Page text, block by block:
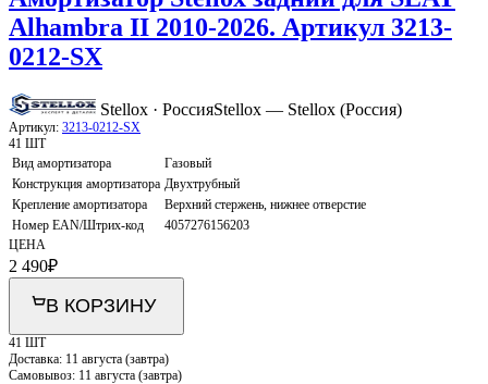
Alhambra II 2010-2026. Артикул 3213-
0212-SX
Stellox · РоссияStellox — Stellox (Россия)
Артикул: 3213-0212-SX
41 ШТ
Вид амортизатора
Газовый
Конструкция амортизатора Двухтрубный
Крепление амортизатора
Верхний стержень, нижнее отверстие
Номер EAN/Штрих-код
4057276156203
ЦЕНА
2 490₽
В КОРЗИНУ
41 ШТ
Доставка: 11 августа (завтра)
Самовывоз: 11 августа (завтра)